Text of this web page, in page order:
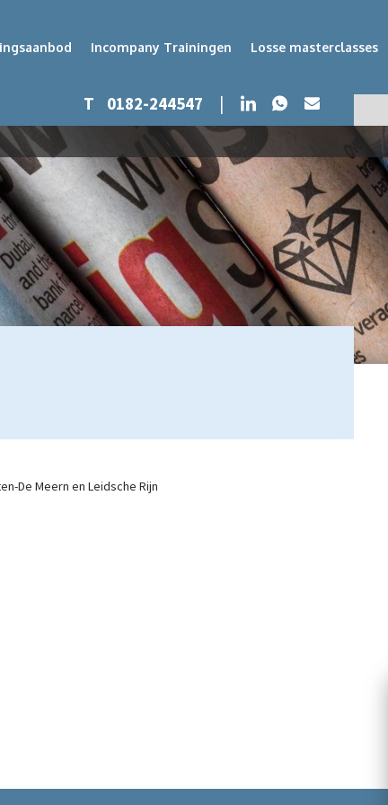
Incompany Trainingen Losse masterclasses
T 0182-244547 | LinkedInWhatsapp
De Meern en Leidsche Rijn